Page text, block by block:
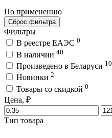
По применению
Сброс фильтра
Фильтры
В реестре ЕАЭС 0
В наличии 40
Произведено в Беларуси 10
Новинки 2
Товары со скидкой 0
Цена, ₽
Тип товара